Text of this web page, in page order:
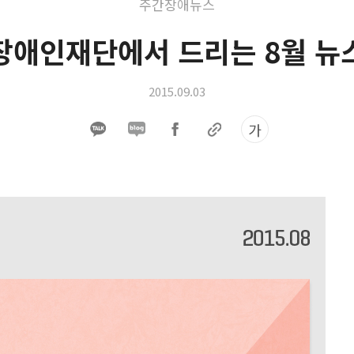
주간장애뉴스
애인재단에서 드리는 8월 뉴
2015.09.03
가